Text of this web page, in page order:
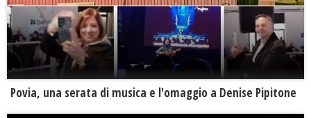
Povia, una serata di musica e l'omaggio a Denise Pipitone